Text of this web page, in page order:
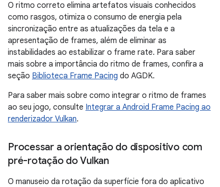
O ritmo correto elimina artefatos visuais conhecidos
como rasgos, otimiza o consumo de energia pela
sincronização entre as atualizações da tela e a
apresentação de frames, além de eliminar as
instabilidades ao estabilizar o frame rate. Para saber
mais sobre a importância do ritmo de frames, confira a
seção Biblioteca Frame Pacing do AGDK.
Para saber mais sobre como integrar o ritmo de frames
ao seu jogo, consulte Integrar a Android Frame Pacing ao
renderizador Vulkan.
Processar a orientação do dispositivo com
pré-rotação do Vulkan
O manuseio da rotação da superfície fora do aplicativo